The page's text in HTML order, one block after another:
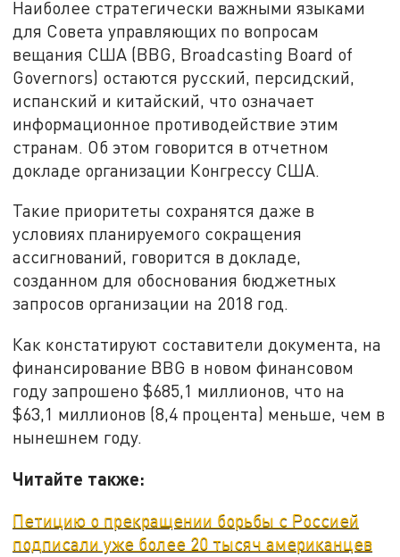
Наиболее стратегически важными языками
для Совета управляющих по вопросам
вещания США (BBG, Broadcasting Board of
Governors) остаются русский, персидский,
испанский и китайский, что означает
информационное противодействие этим
странам. Об этом говорится в отчетном
докладе организации Конгрессу США.
Такие приоритеты сохранятся даже в
условиях планируемого сокращения
ассигнований, говорится в докладе,
созданном для обоснования бюджетных
запросов организации на 2018 год.
Как констатируют составители документа, на
финансирование BBG в новом финансовом
году запрошено $685,1 миллионов, что на
$63,1 миллионов (8,4 процента) меньше, чем в
нынешнем году.
Читайте также:
Петицию о прекращении борьбы с Россией
подписали уже более 20 тысяч американцев